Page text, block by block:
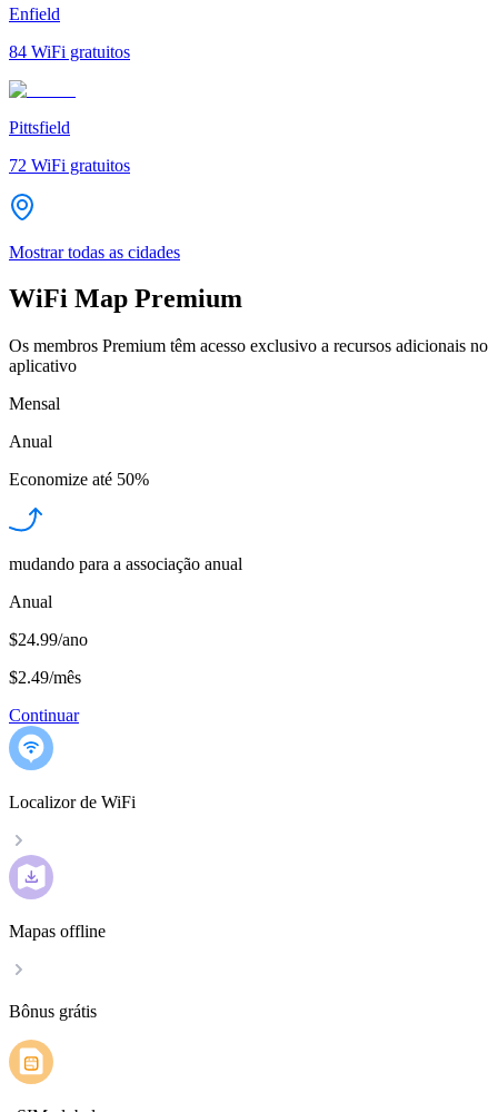
Enfield
84 WiFi gratuitos
Pittsfield
72 WiFi gratuitos
Mostrar todas as cidades
WiFi Map Premium
Os membros Premium têm acesso exclusivo a recursos adicionais no
aplicativo
Mensal
Anual
Economize até 50%
mudando para a associação anual
Anual
$24.99/ano
$2.49/mês
Continuar
Localizor de WiFi
Mapas offline
Bônus grátis